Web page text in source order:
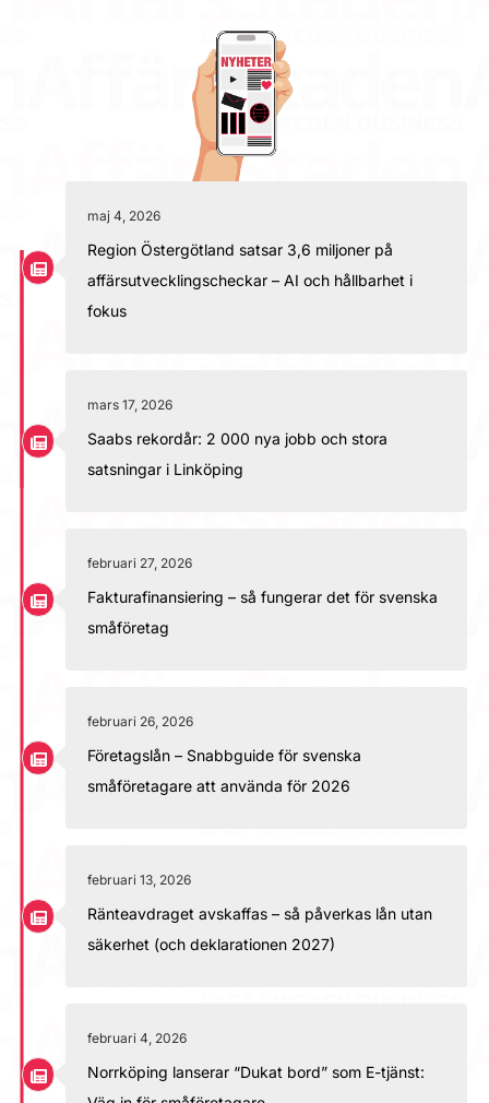
maj 4, 2026
Region Östergötland satsar 3,6 miljoner på
affärsutvecklingscheckar – AI och hållbarhet i
fokus
mars 17, 2026
Saabs rekordår: 2 000 nya jobb och stora
satsningar i Linköping
februari 27, 2026
Fakturafinansiering – så fungerar det för svenska
småföretag
februari 26, 2026
Företagslån – Snabbguide för svenska
småföretagare att använda för 2026
februari 13, 2026
Ränteavdraget avskaffas – så påverkas lån utan
säkerhet (och deklarationen 2027)
februari 4, 2026
Norrköping lanserar “Dukat bord” som E-tjänst: